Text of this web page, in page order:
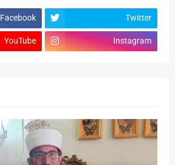
Facebook Twitter
YouTube Instagram